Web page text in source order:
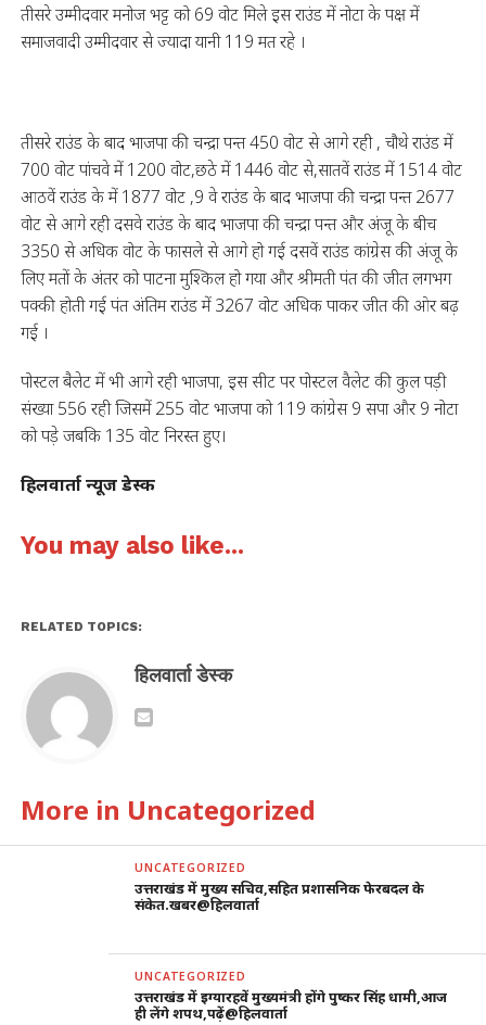
तीसरे उम्मीदवार मनोज भट्ट को 69 वोट मिले इस राउंड में नोटा के पक्ष में
समाजवादी उम्मीदवार से ज्यादा यानी 119 मत रहे ।
तीसरे राउंड के बाद भाजपा की चन्द्रा पन्त 450 वोट से आगे रही , चौथे राउंड में
700 वोट पांचवे में 1200 वोट,छठे में 1446 वोट से,सातवें राउंड में 1514 वोट
आठवें राउंड के में 1877 वोट ,9 वे राउंड के बाद भाजपा की चन्द्रा पन्त 2677
वोट से आगे रही दसवे राउंड के बाद भाजपा की चन्द्रा पन्त और अंजू के बीच
3350 से अधिक वोट के फासले से आगे हो गई दसवें राउंड कांग्रेस की अंजू के
लिए मतों के अंतर को पाटना मुश्किल हो गया और श्रीमती पंत की जीत लगभग
पक्की होती गई पंत अंतिम राउंड में 3267 वोट अधिक पाकर जीत की ओर बढ़
गई ।
पोस्टल बैलेट में भी आगे रही भाजपा, इस सीट पर पोस्टल वैलेट की कुल पड़ी
संख्या 556 रही जिसमें 255 वोट भाजपा को 119 कांग्रेस 9 सपा और 9 नोटा
को पड़े जबकि 135 वोट निरस्त हुए।
हिलवार्ता न्यूज डेस्क
You may also like...
RELATED TOPICS:
हिलवार्ता डेस्क
More in Uncategorized
UNCATEGORIZED
उत्तराखंड में मुख्य सचिव,सहित प्रशासनिक फेरबदल के
संकेत.खबर@हिलवार्ता
UNCATEGORIZED
उत्तराखंड में इग्यारहवें मुख्यमंत्री होंगे पुष्कर सिंह धामी,आज
ही लेंगे शपथ,पढ़ें@हिलवार्ता